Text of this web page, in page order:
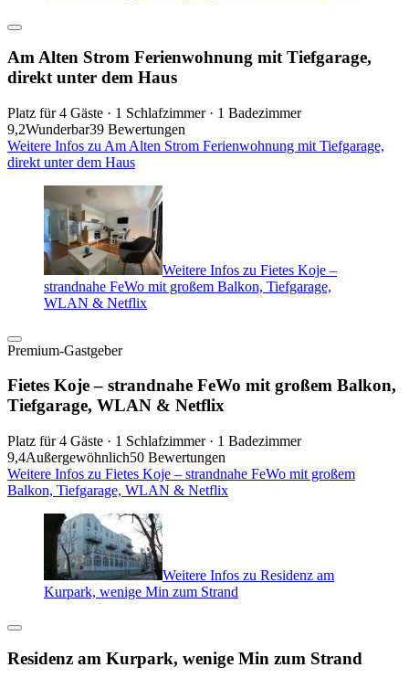
Am Alten Strom Ferienwohnung mit Tiefgarage,
direkt unter dem Haus
Platz für 4 Gäste · 1 Schlafzimmer · 1 Badezimmer
9,2Wunderbar39 Bewertungen
Weitere Infos zu Am Alten Strom Ferienwohnung mit Tiefgarage,
direkt unter dem Haus
Weitere Infos zu Fietes Koje –
strandnahe FeWo mit großem Balkon, Tiefgarage,
WLAN & Netflix
Premium-Gastgeber
Fietes Koje – strandnahe FeWo mit großem Balkon,
Tiefgarage, WLAN & Netflix
Platz für 4 Gäste · 1 Schlafzimmer · 1 Badezimmer
9,4Außergewöhnlich50 Bewertungen
Weitere Infos zu Fietes Koje – strandnahe FeWo mit großem
Balkon, Tiefgarage, WLAN & Netflix
Weitere Infos zu Residenz am
Kurpark, wenige Min zum Strand
Residenz am Kurpark, wenige Min zum Strand